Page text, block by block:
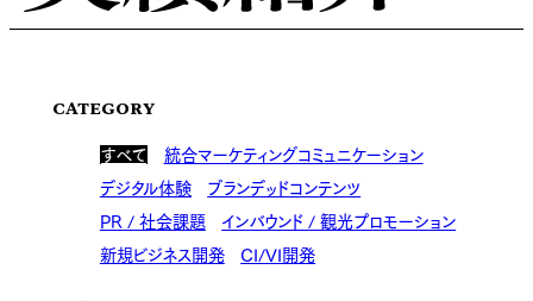
CATEGORY
すべて
統合マーケティングコミュニケーション
デジタル体験
ブランデッドコンテンツ
PR / 社会課題 インバウンド / 観光プロモーション
新規ビジネス開発 CI/VI開発